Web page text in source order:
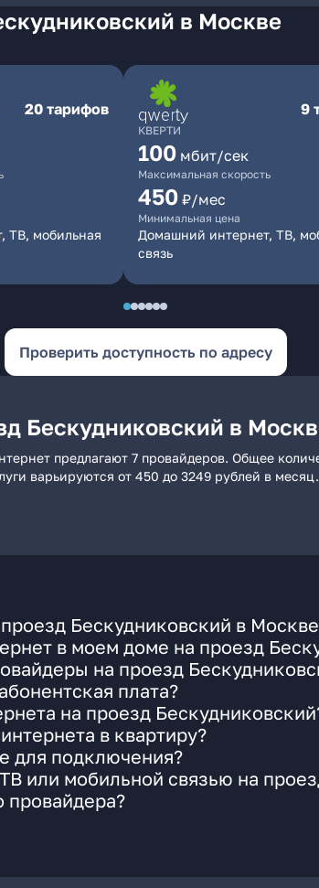
в Москве
20 тарифов
ТВ, мобильная
КВЕРТИ
9
100 мбит/сек
Максимальная скорость
450 ₽/мес
Минимальная цена
Домашний интернет, ТВ,
связь
Проверить доступность по адресу
Бескудниковский в
предлагают 7 провайдеров. Общее
варьируются от 450 до 3249 рублей в
Бескудниковский в
в моем доме на проезд
на проезд
плата?
на проезд
в квартиру?
для подключения?
или мобильной связью на
провайдера?